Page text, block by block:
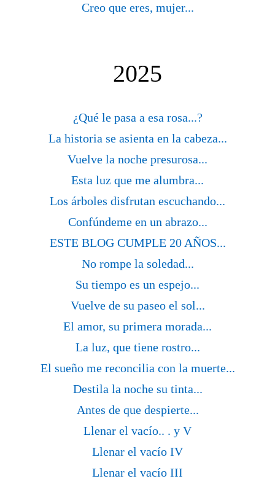
Creo que eres, mujer...
2025
¿Qué le pasa a esa rosa...?
La historia se asienta en la cabeza...
Vuelve la noche presurosa...
Esta luz que me alumbra...
Los árboles disfrutan escuchando...
Confúndeme en un abrazo...
ESTE BLOG CUMPLE 20 AÑOS...
No rompe la soledad...
Su tiempo es un espejo...
Vuelve de su paseo el sol...
El amor, su primera morada...
La luz, que tiene rostro...
El sueño me reconcilia con la muerte...
Destila la noche su tinta...
Antes de que despierte...
Llenar el vacío.. . y V
Llenar el vacío IV
Llenar el vacío III